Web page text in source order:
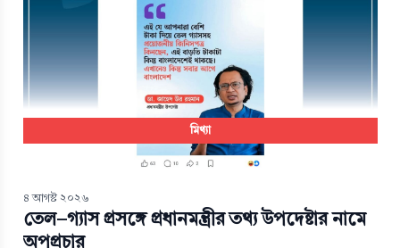
মিথ্যা
৪ আগস্ট ২০২৬
তেল-গ্যাস প্রসঙ্গে প্রধানমন্ত্রীর তথ্য উপদেষ্টার নামে
অপপ্রচার